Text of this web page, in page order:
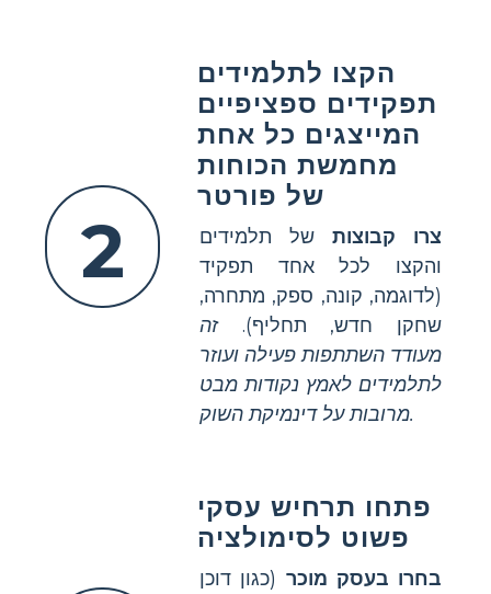
2
הקצו לתלמידים
תפקידים ספציפיים
המייצגים כל אחת
מחמשת הכוחות
של פורטר
צרו קבוצות של תלמידים
והקצו לכל אחד תפקיד
(לדוגמה, קונה, ספק, מתחרה,
שחקן חדש, תחליף).זה
מעודד השתתפות פעילה ועוזר
לתלמידים לאמץ נקודות מבט
מרובות על דינמיקת השוק.
פתחו תרחיש עסקי
פשוט לסימולציה
בחרו בעסק מוכר (כגון דוכן